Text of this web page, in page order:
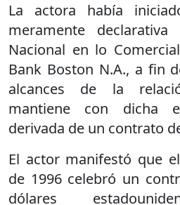
La actora había
meramente
Nacional en lo
Bank Boston N.A., a fin
alcances de la
mantiene con dicha
derivada de un contrato
El actor manifestó que
de 1996 celebró un
dólares